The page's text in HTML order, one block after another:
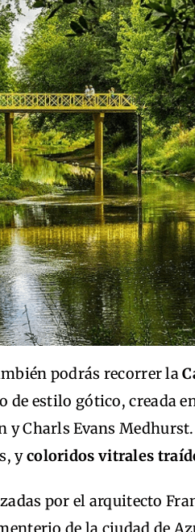
podrás recorrer la
de estilo gótico, creada
y Charls Evans
ycoloridos vitrales
por el arquitecto
de la ciudad de